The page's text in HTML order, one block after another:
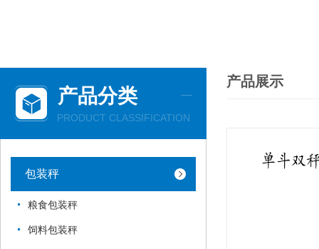
产品分类
PRODUCT CLASSIFICATION
包装秤
粮食包装秤
饲料包装秤
产品展示